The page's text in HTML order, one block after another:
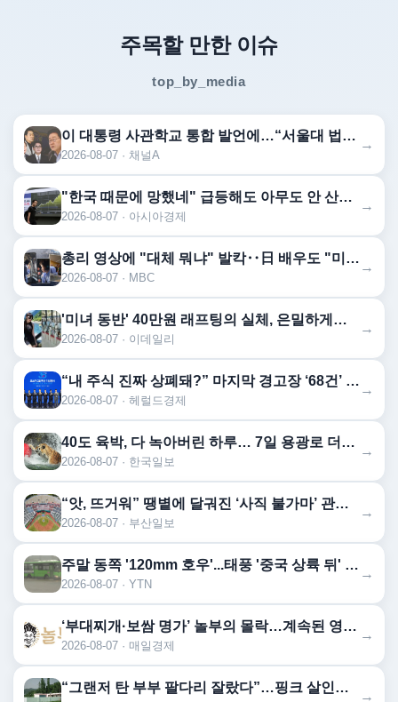
주목할 만한 이슈
top_by_media
이 대통령 사관학교 통합 발언에…“서울대 법대·충암고도 없애나”
2026-08-07 · 채널A
→
"한국 때문에 망했네" 급등해도 아무도 안 산다…코스피 따라 출렁이는 日증시
2026-08-07 · 아시아경제
→
총리 영상에 "대체 뭐냐" 발칵‥日 배우도 "미친 짓"
2026-08-07 · MBC
→
'미녀 동반' 40만원 래프팅의 실체, 은밀하게…[중국나라]
2026-08-07 · 이데일리
→
“내 주식 진짜 상폐돼?” 마지막 경고장 ‘68건’ 무더기 속출…주주들도 조마조마 [투자360]
2026-08-07 · 헤럴드경제
→
40도 육박, 다 녹아버린 하루… 7일 용광로 더위 절정 찍는다
2026-08-07 · 한국일보
→
“앗, 뜨거워” 땡볕에 달궈진 ‘사직 불가마’ 관중석 무려 70도
2026-08-07 · 부산일보
→
주말 동쪽 '120mm 호우'...태풍 '중국 상륙 뒤' 변수
2026-08-07 · YTN
→
‘부대찌개·보쌈 명가’ 놀부의 몰락…계속된 영업적자에 기업회생 신청
2026-08-07 · 매일경제
→
“그랜저 탄 부부 팔다리 잘랐다”…핑크 살인공장 충격 실체
→